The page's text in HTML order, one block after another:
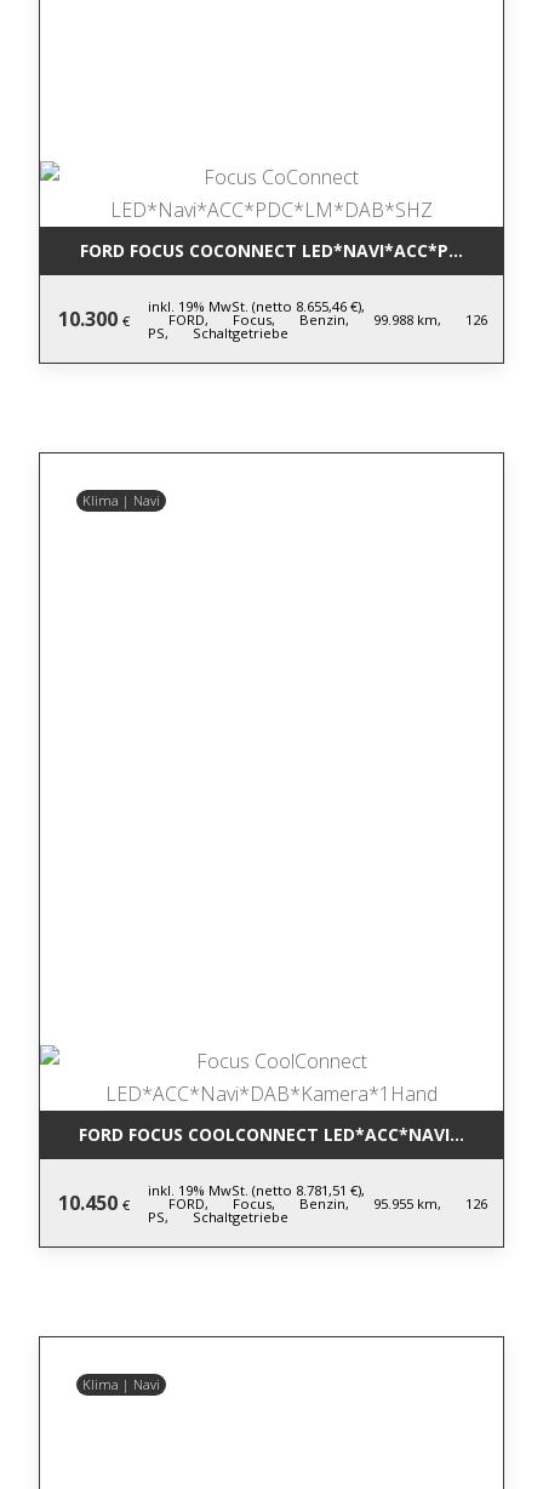
FORD FOCUS COCONNECT
10.300 €
inkl. 19% MwSt. (netto 8.655,46 €),
FORD, Focus, Benzin, 99.988 km, 126
PS, Schaltgetriebe
Klima | Navi
FORD FOCUS COOLCONNECT
10.450 €
inkl. 19% MwSt. (netto 8.781,51 €),
FORD, Focus, Benzin, 95.955 km, 126
PS, Schaltgetriebe
Klima | Navi